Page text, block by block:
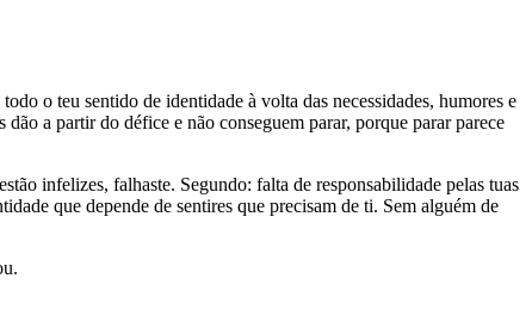
o teu sentido de identidade à volta das necessidades, humores e
a partir do défice e não conseguem parar, porque parar parece
infelizes, falhaste. Segundo: falta de responsabilidade pelas tuas
que depende de sentires que precisam de ti. Sem alguém de